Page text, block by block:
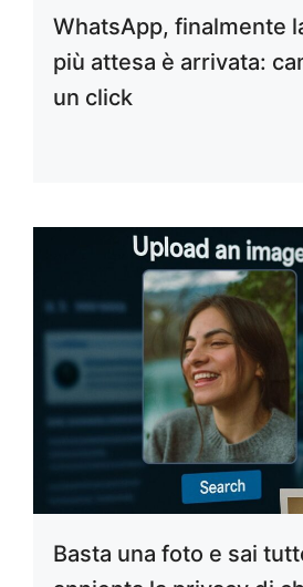
WhatsApp, finalmente
più attesa è arrivata:
un click
Basta una foto e sai